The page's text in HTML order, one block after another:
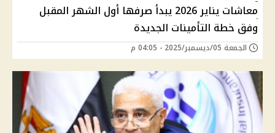
معاشات يناير 2026 يبدأ صرفها أول الشهر المقبل
وفق خطة التأمينات الجديدة
الجمعة 05/ديسمبر/2025 - 04:05 م